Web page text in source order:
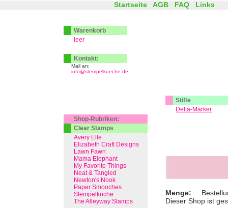
Stifte
Delta-Marker
Menge:
Dieser Shop ist
Startseite AGB FAQ Links
Warenkorb
leer
Kontakt:
Mail an:
info@stempelkueche.de
Shop-Rubriken:
Clear Stamps
Avery Elle
Elizabeth Craft Designs
Lawn Fawn
Mama Elephant
My Favorite Things
Neat & Tangled
Newton's Nook
Paper Smooches
Stempelküche
The Alleyway Stamps